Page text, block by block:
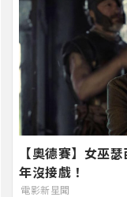
【奧德賽】女巫
年沒接戲！
電影新星聞